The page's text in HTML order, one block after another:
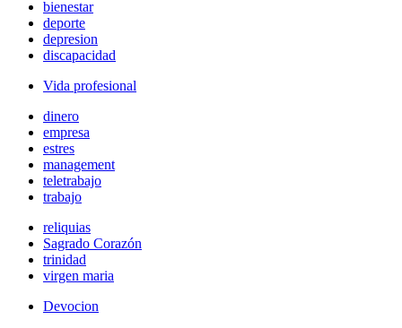
bienestar
deporte
depresion
discapacidad
Vida profesional
dinero
empresa
estres
management
teletrabajo
trabajo
reliquias
Sagrado Corazón
trinidad
virgen maria
Devocion